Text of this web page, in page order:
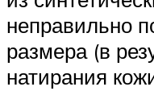
неправильно
размера (в
натирания